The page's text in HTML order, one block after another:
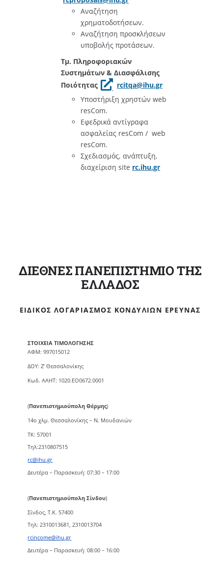
Αναζήτηση
χρηματοδοτήσεων.
Αναζήτηση προσκλήσεων
υποβολής προτάσεων.
Τμ. Πληροφοριακών
Συστημάτων & Διασφάλισης
Ποιότητας
rcitqa@ihu.gr
Υποστήριξη χρηστών web
resCom.
Εφεδρικά αντίγραφα
ασφαλείας resCom / web
resCom.
Σχεδιασμός, ανάπτυξη,
διαχείριση site rc.ihu.gr
ΔΙΕΘΝΕΣ ΠΑΝΕΠΙΣΤΗΜΙΟ ΤΗΣ
ΕΛΛΑΔΟΣ
ΕΙΔΙΚΌΣ ΛΟΓΑΡΙΑΣΜΌΣ ΚΟΝΔΥΛΊΩΝ ΈΡΕΥΝΑΣ
ΣΤΟΙΧΕΙΑ ΤΙΜΟΛΟΓΗΣΗΣ
ΑΦΜ: 997015012
ΔΟΥ: Ζ’ Θεσσαλονίκης
Κωδ. ΑΑΗΤ: 1020.ΕΟ0672.0001
(Πανεπιστημιούπολη Θέρμης)
14ο χλμ. Θεσσαλονίκης – Ν. Μουδανιών
TK: 57001
Τηλ:2310807515
rc@ihu.gr
Δευτέρα – Παρασκευή: 07:30 – 17:00
(Πανεπιστημιούπολη Σίνδου)
Σίνδος, Τ.Κ. 57400
Τηλ: 2310013681, 2310013704
rcincome@ihu.gr
Δευτέρα – Παρασκευή: 08:00 – 16:00